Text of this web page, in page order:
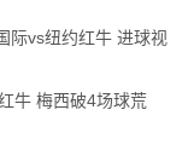
际vs纽约红牛 进球视
牛 梅西破4场球荒